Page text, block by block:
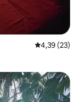
Gemiddelde
4,39 (23)